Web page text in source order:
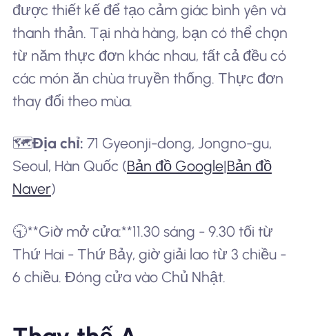
được thiết kế để tạo cảm giác bình yên và
thanh thản. Tại nhà hàng, bạn có thể chọn
từ năm thực đơn khác nhau, tất cả đều có
các món ăn chùa truyền thống. Thực đơn
thay đổi theo mùa.
🗺️Địa chỉ: 71 Gyeonji-dong, Jongno-gu,
Seoul, Hàn Quốc (Bản đồ Google|Bản đồ
Naver)
🕤**Giờ mở cửa:**11.30 sáng - 9.30 tối từ
Thứ Hai - Thứ Bảy, giờ giải lao từ 3 chiều -
6 chiều. Đóng cửa vào Chủ Nhật.